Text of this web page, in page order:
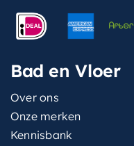
Bad en Vloer
Over ons
Onze merken
Kennisbank